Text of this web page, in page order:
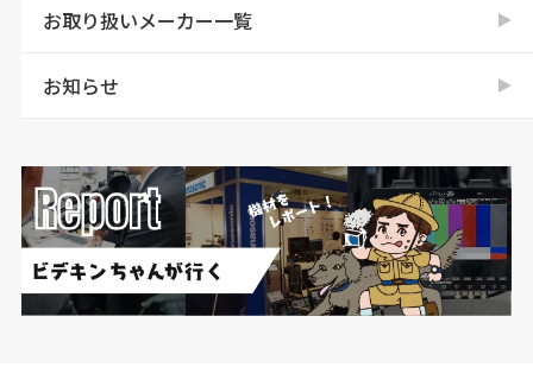
お取り扱いメーカー一覧
お知らせ